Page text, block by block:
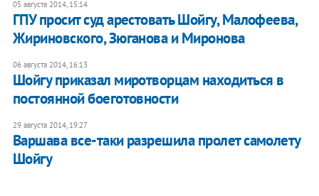
05 августа 2014, 15:14
ГПУ просит суд арестовать Шойгу, Малофеева,
Жириновского, Зюганова и Миронова
06 августа 2014, 16:13
Шойгу приказал миротворцам находиться в
постоянной боеготовности
29 августа 2014, 19:27
​Варшава все-таки разрешила пролет самолету
Шойгу